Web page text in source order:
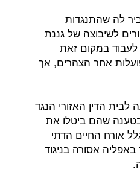
לה שהתנגדות
לשיבוצה של גננת
לעבוד במקום זאת
אחר הצהרים, אך
הדין האזורי הנגד
בטענה שהם ביטלו את
אורח החיים הדתי
אסורה בניגוד